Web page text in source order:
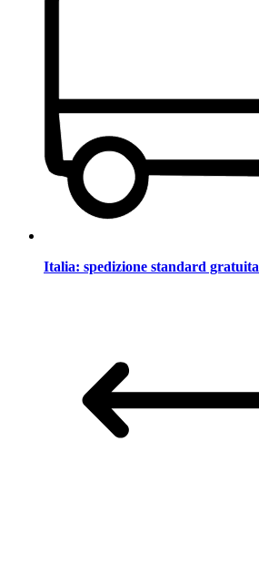
Italia: spedizione standard gratuita